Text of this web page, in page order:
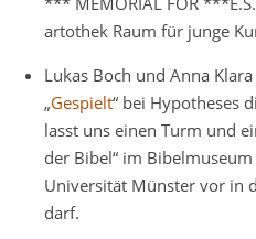
artothek Raum für junge
Lukas Boch und Anna
„Gespielt“ bei Hypotheses
lasst uns einen Turm und
der Bibel“ im
Universität Münster vor in
darf.